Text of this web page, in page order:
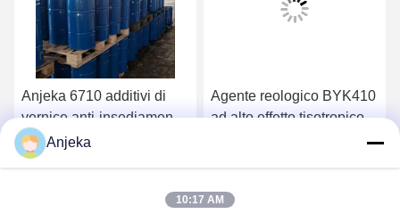
Anjeka 6710 additivi di
vernice anti-insediamento
100% contenuto attivo
Copolomero di gruppo
riempitivi inorganici che
Ottieni il miglior prezzo
Agente reologico BYK410
ad alto effetto tisotropico
Anjeka
10:17 AM